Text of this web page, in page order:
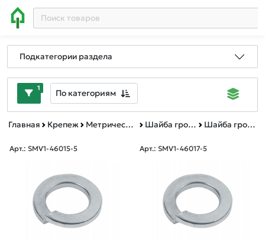
Подкатегории раздела
1 По категориям
Главная Крепеж Метрический крепеж Шайба гровер DIN 127 Шайба гровер весовая
Арт.: SMV1-46015-5 Арт.: SMV1-46017-5